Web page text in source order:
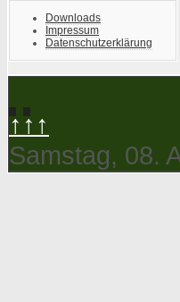
Downloads
Impressum
Datenschutzerklärung
↑↑↑
Samstag, 08.